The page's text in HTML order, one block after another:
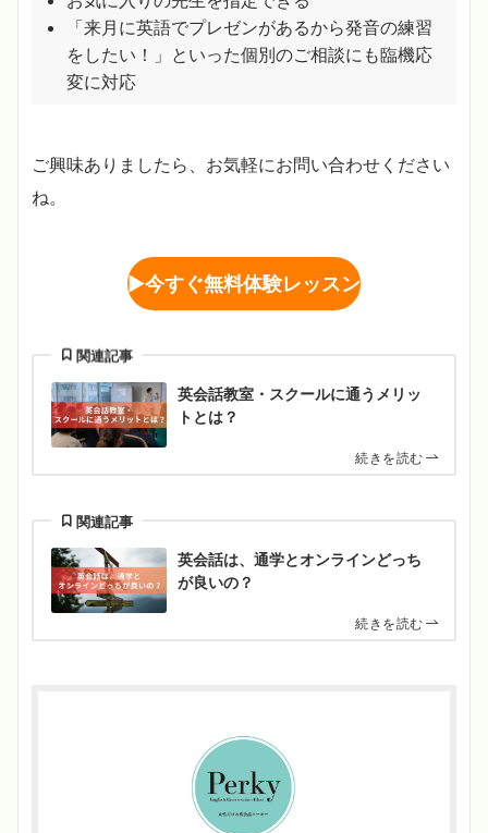
「来月に英語でプレゼンがあるから発音の練習
をしたい！」といった個別のご相談にも臨機応
変に対応
ご興味ありましたら、お気軽にお問い合わせください
ね。
▶︎今すぐ無料体験レッスン
関連記事
英会話教室・スクールに通うメリッ
トとは？
続きを読む
関連記事
英会話は、通学とオンラインどっち
が良いの？
続きを読む